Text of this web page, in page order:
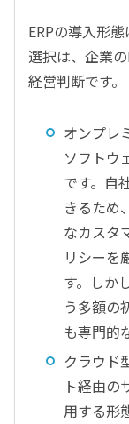
ERPの導入形
選択は、企業
経営判断です。
オンプレ
ソフトウ
です。自
きるため
なカスタ
リシーを
す。しか
う多額の
も専門的
クラウド
ト経由の
用する形